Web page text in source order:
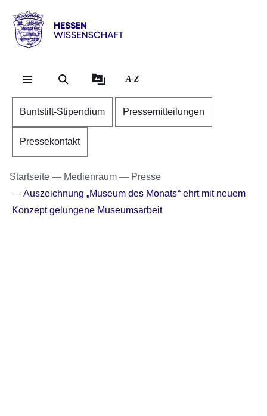
Hessen
Wissenschaft
A-Z
Buntstift-Stipendium Pressemitteilungen
Pressekontakt
Startseite Medienraum
Presse
Auszeichnung „Museum des Monats“ ehrt mit neuem
Konzept gelungene Museumsarbeit